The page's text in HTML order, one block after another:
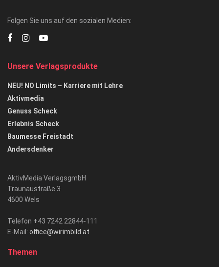
Folgen Sie uns auf den sozialen Medien:
Unsere Verlagsprodukte
NEU! NO Limits – Karriere mit Lehre
Aktivmedia
Genuss Scheck
Erlebnis Scheck
Baumesse Freistadt
Andersdenker
AktivMedia VerlagsgmbH
Traunaustraße 3
4600 Wels
Telefon +43 7242 22844-111
E-Mail: office@wirimbild.at
Themen